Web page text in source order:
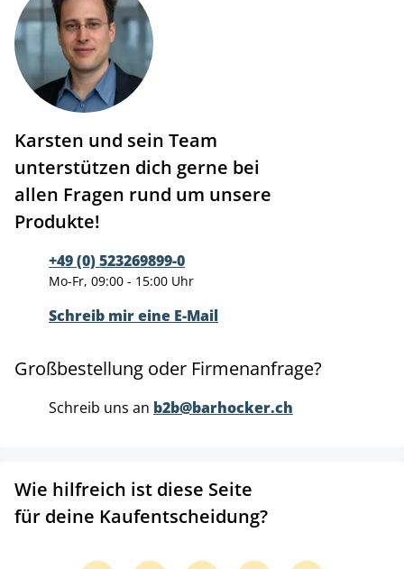
Karsten und sein Team
unterstützen dich gerne bei
allen Fragen rund um unsere
Produkte!
+49 (0) 523269899-0
Mo-Fr, 09:00 - 15:00 Uhr
Schreib mir eine E-Mail
Großbestellung oder Firmenanfrage?
Schreib uns an b2b@barhocker.ch
Wie hilfreich ist diese Seite
für deine Kaufentscheidung?